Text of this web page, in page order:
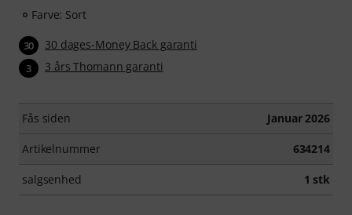
Farve: Sort
30 30 dages-Money Back garanti
3 3 års Thomann garanti
Fås siden Januar 2026
Artikelnummer 634214
salgsenhed 1 stk